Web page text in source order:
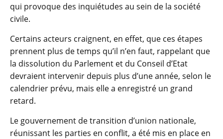
qui provoque des inquiétudes au sein de la société
civile.
Certains acteurs craignent, en effet, que ces étapes
prennent plus de temps qu’il n’en faut, rappelant que
la dissolution du Parlement et du Conseil d’Etat
devraient intervenir depuis plus d’une année, selon le
calendrier prévu, mais elle a enregistré un grand
retard.
Le gouvernement de transition d’union nationale,
réunissant les parties en conflit, a été mis en place en